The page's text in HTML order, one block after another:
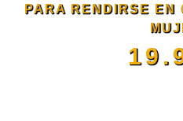
PARA RENDIRSE EN